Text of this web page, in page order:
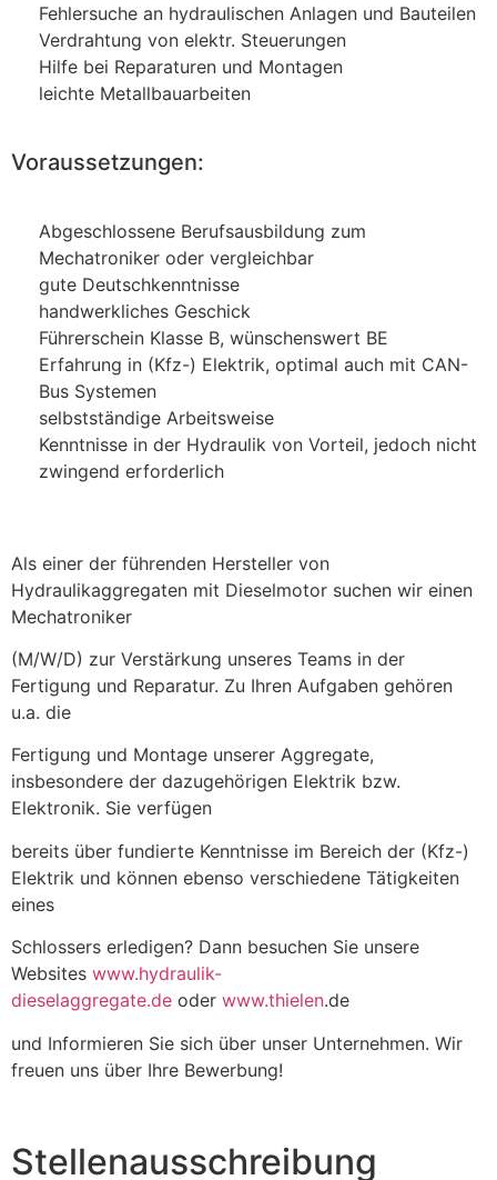
Fehlersuche an hydraulischen Anlagen und Bauteilen
Verdrahtung von elektr. Steuerungen
Hilfe bei Reparaturen und Montagen
leichte Metallbauarbeiten
Voraussetzungen:
Abgeschlossene Berufsausbildung zum
Mechatroniker oder vergleichbar
gute Deutschkenntnisse
handwerkliches Geschick
Führerschein Klasse B, wünschenswert BE
Erfahrung in (Kfz-) Elektrik, optimal auch mit CAN-
Bus Systemen
selbstständige Arbeitsweise
Kenntnisse in der Hydraulik von Vorteil, jedoch nicht
zwingend erforderlich
Als einer der führenden Hersteller von
Hydraulikaggregaten mit Dieselmotor suchen wir einen
Mechatroniker
(M/W/D) zur Verstärkung unseres Teams in der
Fertigung und Reparatur. Zu Ihren Aufgaben gehören
u.a. die
Fertigung und Montage unserer Aggregate,
insbesondere der dazugehörigen Elektrik bzw.
Elektronik. Sie verfügen
bereits über fundierte Kenntnisse im Bereich der (Kfz-)
Elektrik und können ebenso verschiedene Tätigkeiten
eines
Schlossers erledigen? Dann besuchen Sie unsere
Websites www.hydraulik-
dieselaggregate.de oder www.thielen.de
und Informieren Sie sich über unser Unternehmen. Wir
freuen uns über Ihre Bewerbung!
Stellenausschreibung